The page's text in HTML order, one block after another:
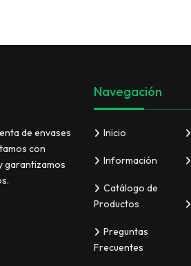
de envases
con
garantizamos
Navegación
Inicio
Información
Catálogo de
Productos
Preguntas
Frecuentes